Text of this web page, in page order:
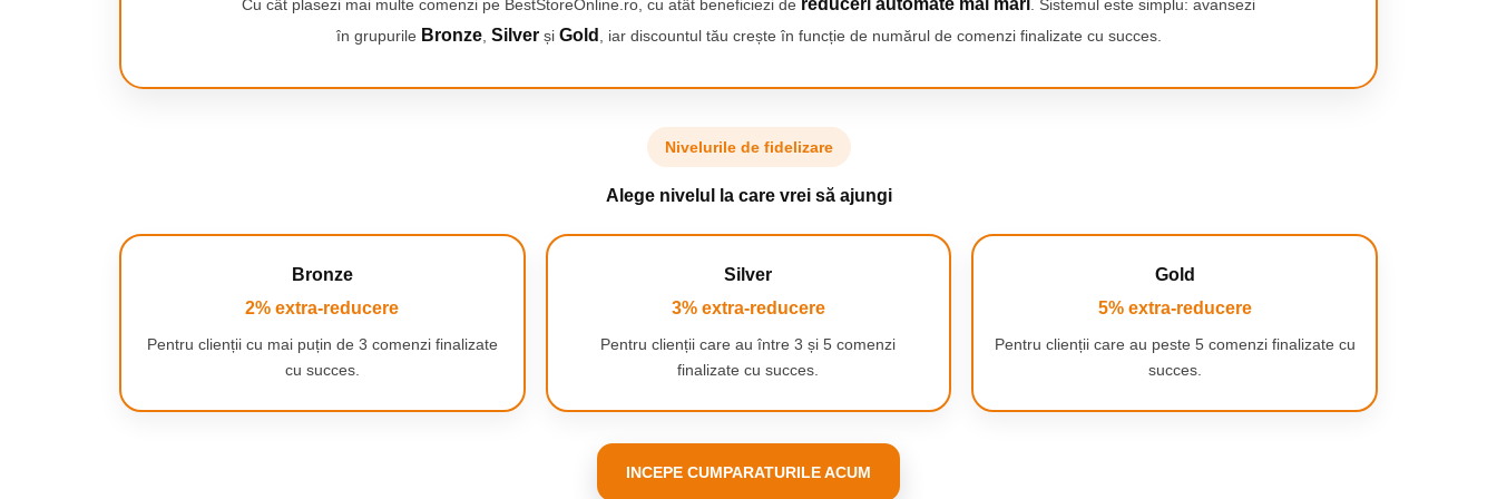
Uscare instantanee, nu este nevoie de spălare
Fund antiderapant din cauciuc rezistent - ideal pentru copii și seniori
Ușor de curățat - ștergeți doar cu o cârpă umedă
Cu cât plasezi mai multe comenzi pe BestStoreOnline.ro, cu atât beneficiezi de reduceri automate mai mari . Sistemul este simplu: avansezi
în grupurile Bronze, Silverși Gold , iar discountul tău crește în funcție de numărul de comenzi finalizate cu succes.
Nivelurile de fidelizare
Alege nivelul la care vrei să ajungi
Bronze
2% extra-reducere
Pentru clienții cu mai puțin de 3 comenzi finalizate
cu succes.
Silver
3% extra-reducere
Pentru clienții care au între 3 și 5 comenzi
finalizate cu succes.
Gold
5% extra-reducere
Pentru clienții care au peste 5 comenzi finalizate cu
succes.
INCEPE CUMPARATURILE ACUM